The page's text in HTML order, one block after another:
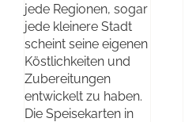
jede Regionen, sogar
jede kleinere Stadt
scheint seine eigenen
Köstlichkeiten und
Zubereitungen
entwickelt zu haben.
Die Speisekarten in